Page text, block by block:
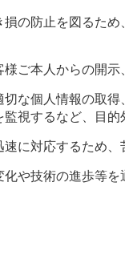
の防止を図るた
ご本人からの開
な個人情報の取
視するなど、目的
に対応するため
や技術の進歩等